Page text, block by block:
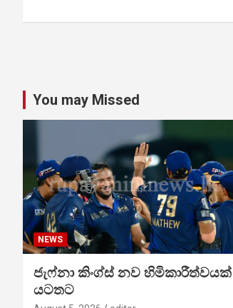
You may Missed
NEWS
ජැෆ්නා කිංග්ස් නව හිමිකාරීත්වයක්
යටතට